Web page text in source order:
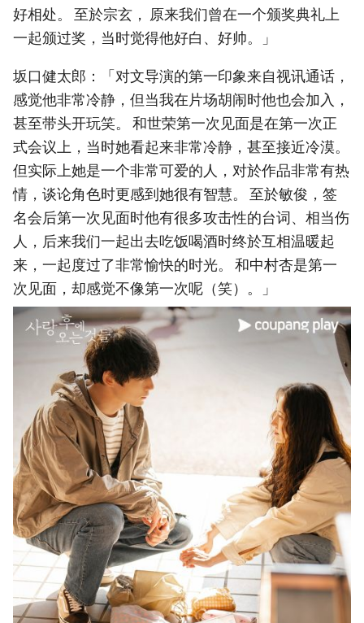
好相处。 至於宗玄， 原来我们曾在一个颁奖典礼上
一起颁过奖，当时觉得他好白、好帅。」
坂口健太郎：「对文导演的第一印象来自视讯通话，
感觉他非常冷静，但当我在片场胡闹时他也会加入，
甚至带头开玩笑。 和世荣第一次见面是在第一次正
式会议上，当时她看起来非常冷静，甚至接近冷漠。
但实际上她是一个非常可爱的人，对於作品非常有热
情，谈论角色时更感到她很有智慧。 至於敏俊，签
名会后第一次见面时他有很多攻击性的台词、相当伤
人，后来我们一起出去吃饭喝酒时终於互相温暖起
来，一起度过了非常愉快的时光。 和中村杏是第一
次见面，却感觉不像第一次呢（笑）。」